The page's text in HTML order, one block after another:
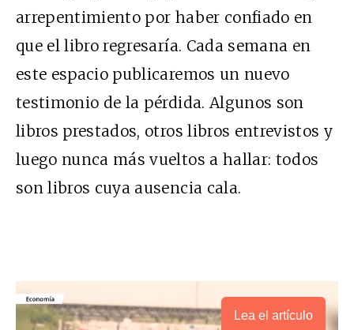
arrepentimiento por haber confiado en
que el libro regresaría. Cada semana en
este espacio publicaremos un nuevo
testimonio de la pérdida. Algunos son
libros prestados, otros libros entrevistos y
luego nunca más vueltos a hallar: todos
son libros cuya ausencia cala.
Lea el artículo